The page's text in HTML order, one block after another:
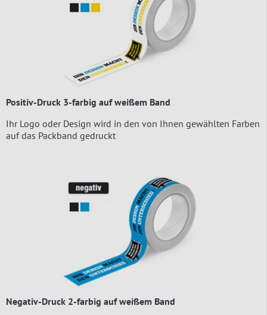
Positiv-Druck 3-farbig auf weißem Band
Ihr Logo oder Design wird in den von Ihnen gewählten Farben
auf das Packband gedruckt
Negativ-Druck 2-farbig auf weißem Band